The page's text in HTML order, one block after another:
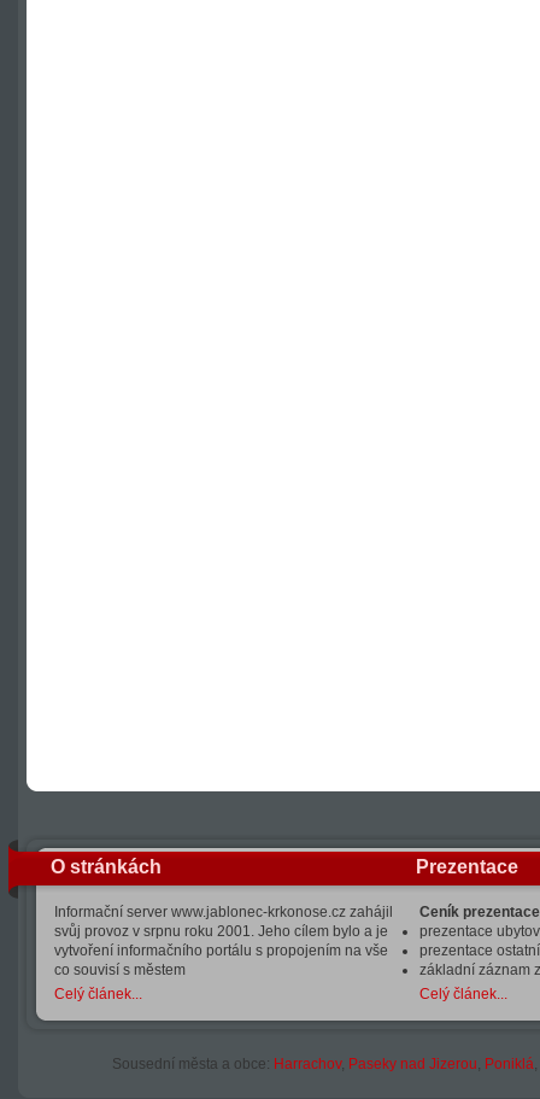
O stránkách
Informační server www.jablonec-krkonose.cz zahájil
svůj provoz v srpnu roku 2001. Jeho cílem bylo a je
vytvoření informačního portálu s propojením na vše
co souvisí s městem
Celý článek...
Prezentace
Ceník
prezentace
prezentace
základní záznam
Celý článek...
Sousední města a obce: Harrachov, Paseky nad Jizerou, Poniklá,